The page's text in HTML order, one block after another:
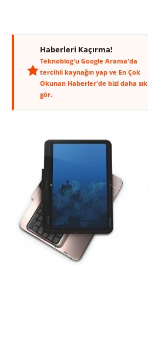
Haberleri Kaçırma!
Teknoblog'u Google Arama'da
tercihli kaynağın yap ve En Çok
Okunan Haberler'de bizi daha sık
gör.